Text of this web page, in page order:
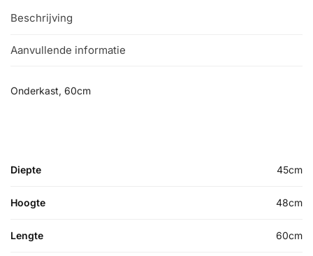
Beschrijving
Aanvullende informatie
Onderkast, 60cm
Diepte 45cm
Hoogte 48cm
Lengte 60cm